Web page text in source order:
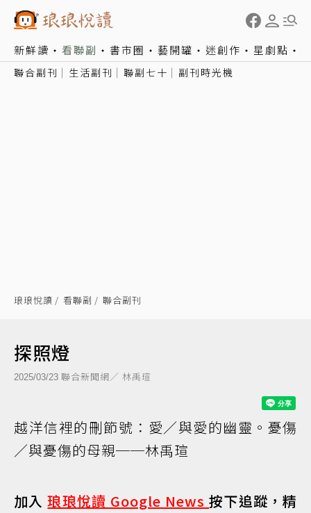
新鮮讀 看聯副 書市圈 藝開罐 迷創作 星劇點
聯合副刊 生活副刊 聯副七十 副刊時光機
琅琅悅讀 看聯副 聯合副刊
探照燈
2025/03/23 聯合新聞網／ 林禹瑄
越洋信裡的刪節號：愛／與愛的幽靈。憂傷
／與憂傷的母親──林禹瑄
加入琅琅悅讀 Google News按下追蹤，精